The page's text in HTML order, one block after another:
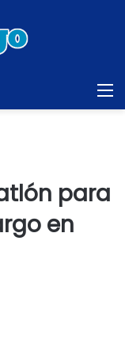
para
en